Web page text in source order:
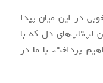
در این میان پیدا
لپ‌تاپ‌های دل که با
پرداخت. با ما در